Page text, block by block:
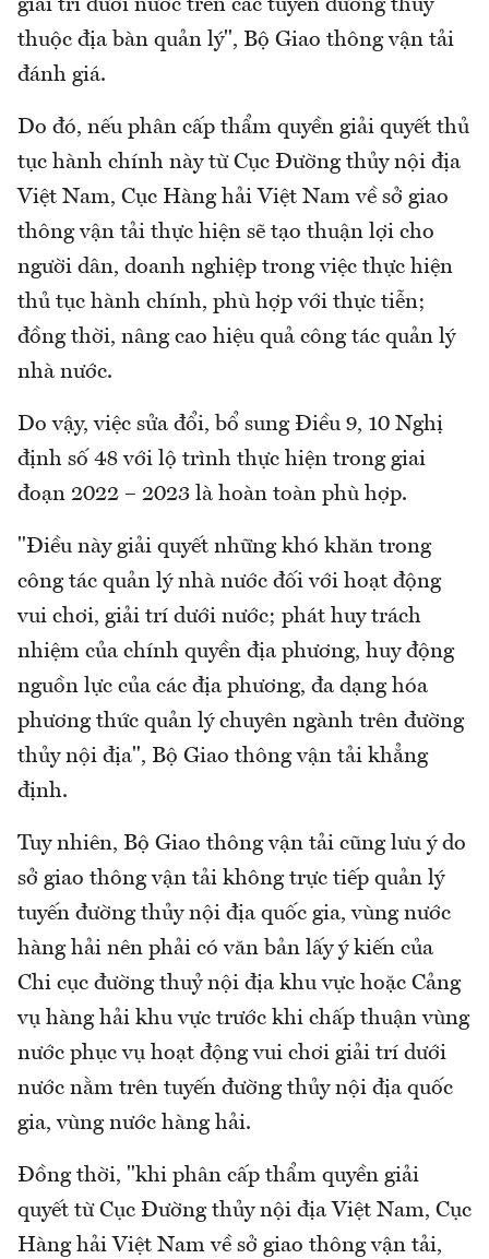
giải trí dưới nước trên các tuyến đường thủy
thuộc địa bàn quản lý", Bộ Giao thông vận tải
đánh giá.
Do đó, nếu phân cấp thẩm quyền giải quyết thủ
tục hành chính này từ Cục Đường thủy nội địa
Việt Nam, Cục Hàng hải Việt Nam về sở giao
thông vận tải thực hiện sẽ tạo thuận lợi cho
người dân, doanh nghiệp trong việc thực hiện
thủ tục hành chính, phù hợp với thực tiễn;
đồng thời, nâng cao hiệu quả công tác quản lý
nhà nước.
Do vậy, việc sửa đổi, bổ sung Điều 9, 10 Nghị
định số 48 với lộ trình thực hiện trong giai
đoạn 2022 – 2023 là hoàn toàn phù hợp.
"Điều này giải quyết những khó khăn trong
công tác quản lý nhà nước đối với hoạt động
vui chơi, giải trí dưới nước; phát huy trách
nhiệm của chính quyền địa phương, huy động
nguồn lực của các địa phương, đa dạng hóa
phương thức quản lý chuyên ngành trên đường
thủy nội địa", Bộ Giao thông vận tải khẳng
định.
Tuy nhiên, Bộ Giao thông vận tải cũng lưu ý do
sở giao thông vận tải không trực tiếp quản lý
tuyến đường thủy nội địa quốc gia, vùng nước
hàng hải nên phải có văn bản lấy ý kiến của
Chi cục đường thuỷ nội địa khu vực hoặc Cảng
vụ hàng hải khu vực trước khi chấp thuận vùng
nước phục vụ hoạt động vui chơi giải trí dưới
nước nằm trên tuyến đường thủy nội địa quốc
gia, vùng nước hàng hải.
Đồng thời, "khi phân cấp thẩm quyền giải
quyết từ Cục Đường thủy nội địa Việt Nam, Cục
Hàng hải Việt Nam về sở giao thông vận tải,